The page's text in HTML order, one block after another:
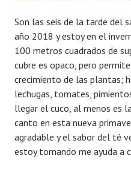
Son las seis de la tarde del
año 2018 y estoy en el
100 metros cuadrados de
cubre es opaco, pero
crecimiento de las plantas;
lechugas, tomates,
llegar el cuco, al menos es
canto en esta nueva
agradable y el sabor del té
estoy tomando me ayuda a